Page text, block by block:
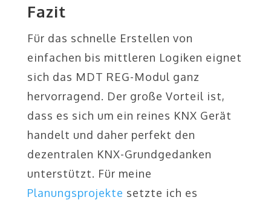
Fazit
Für das schnelle Erstellen von
einfachen bis mittleren Logiken eignet
sich das MDT REG-Modul ganz
hervorragend. Der große Vorteil ist,
dass es sich um ein reines KNX Gerät
handelt und daher perfekt den
dezentralen KNX-Grundgedanken
unterstützt. Für meine
Planungsprojekte setzte ich es